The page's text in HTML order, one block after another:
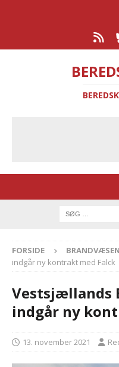
FORSIDE BRANDVÆSEN
indgår ny kontrakt med Falck
Vestsjællands
indgår ny
13. november 2021